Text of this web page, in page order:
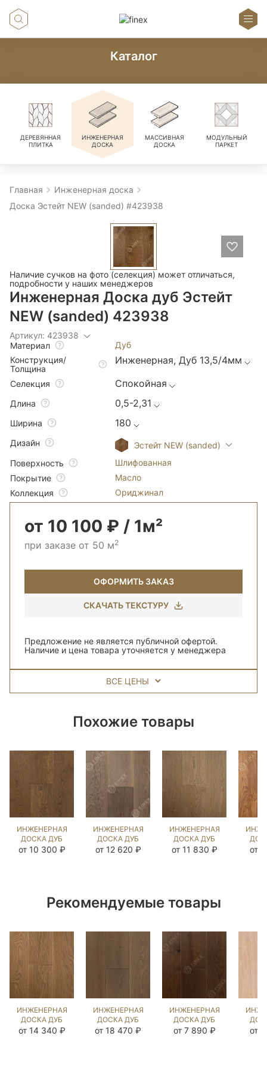
Каталог
ДЕРЕВЯННАЯ
ПЛИТКА
ИНЖЕНЕРНАЯ
ДОСКА
МАССИВНАЯ
ДОСКА
МОДУЛЬНЫЙ
ПАРКЕТ
Главная
Инженерная доска
Доска Эстейт NEW (sanded) #423938
Наличие сучков на фото (селекция) может отличаться,
подробности у наших менеджеров
Инженерная Доска дуб Эстейт
NEW (sanded) 423938
Артикул: 423938
Материал
Дуб
Конструкция/
Толщина
Инженерная, Дуб 13,5/4мм
Селекция Спокойная
Длина 0,5-2,31
Ширина 180
Дизайн
Эстейт NEW (sanded)
Поверхность
Шлифованная
Покрытие
Масло
Коллекция
Ориджинал
от 10 100 ₽ / 1м²
при заказе от 50 м2
ОФОРМИТЬ ЗАКАЗ
СКАЧАТЬ ТЕКСТУРУ
Предложение не является публичной офертой.
Наличие и цена товара уточняется у менеджера
ВСЕ ЦЕНЫ
Похожие товары
ИНЖЕНЕРНАЯ
ДОСКА ДУБ
СТРЕЙВУД
от 10 300 ₽
ИНЖЕНЕРНАЯ
ДОСКА ДУБ
DARTMOOR
от 12 620 ₽
ИНЖЕНЕРНАЯ
ДОСКА ДУБ
ЭСТЕЙТ NEW
от 11 830 ₽ от
Рекомендуемые товары
ИНЖЕНЕРНАЯ
ДОСКА ДУБ
БЕРТ
от 14 340 ₽
ИНЖЕНЕРНАЯ
ДОСКА ДУБ
БЬЁРН
от 18 470 ₽
ИНЖЕНЕРНАЯ
ДОСКА ДУБ
МИДЛ
от 7 890 ₽ от